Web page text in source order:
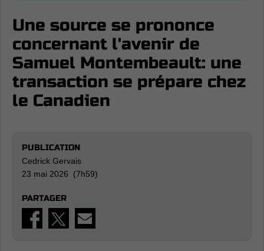
Une source se prononce
concernant l'avenir de
Samuel Montembeault: une
transaction se prépare chez
le Canadien
PUBLICATION
Cedrick Gervais
23 mai 2026 (7h59)
PARTAGER